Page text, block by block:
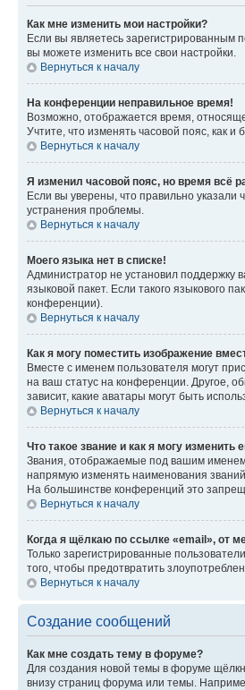
Как мне изменить мои настройки?
Если вы являетесь зарегистрированным
вы можете изменить все свои настройки.
Вернуться к началу
На конференции неправильное время!
Возможно, отображается время,
Учтите, что изменять часовой пояс, как
Вернуться к началу
Я изменил часовой пояс, но время всё
Если вы уверены, что правильно
устранения проблемы.
Вернуться к началу
Моего языка нет в списке!
Администратор не установил поддержку
языковой пакет. Если такого языкового
конференции).
Вернуться к началу
Как я могу поместить изображение
Вместе с именем пользователя могут
на ваш статус на конференции. Другое,
зависит, какие аватары могут быть
Вернуться к началу
Что такое звание и как я могу изменить
Звания, отображаемые под вашим
напрямую изменять наименования
На большинстве конференций это
Вернуться к началу
Когда я щёлкаю по ссылке «email», от
Только зарегистрированные
того, чтобы предотвратить
Вернуться к началу
Создание сообщений
Как мне создать тему в форуме?
Для создания новой темы в форуме
внизу страниц форума или темы.